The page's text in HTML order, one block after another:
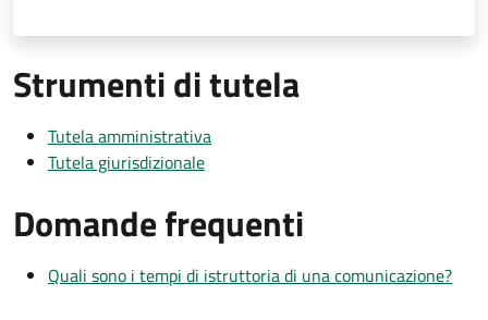
Strumenti di tutela
Tutela amministrativa
Tutela giurisdizionale
Domande frequenti
Quali sono i tempi di istruttoria di una comunicazione?